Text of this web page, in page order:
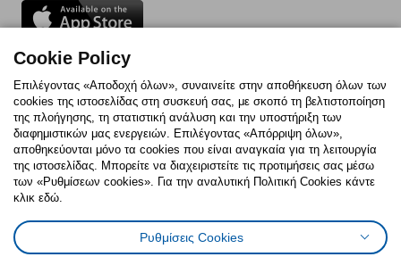
Follow us:
FacebookInstagram
TikTokYoutubePinterestTwitter
Πολιτική CookiesΔήλωση ψηφιακής προσβασιμότητας
Ρυθμίσεις cookiesΌροι Χρήσης
Cookie Policy
Επιλέγοντας «Αποδοχή όλων», συναινείτε στην αποθήκευση όλων των
cookies της ιστοσελίδας στη συσκευή σας, με σκοπό τη βελτιστοποίηση
της πλοήγησης, τη στατιστική ανάλυση και την υποστήριξη των
διαφημιστικών μας ενεργειών. Επιλέγοντας «Απόρριψη όλων»,
αποθηκεύονται μόνο τα cookies που είναι αναγκαία για τη λειτουργία
της ιστοσελίδας. Μπορείτε να διαχειριστείτε τις προτιμήσεις σας μέσω
των «Ρυθμίσεων cookies». Για την αναλυτική Πολιτική Cookies κάντε
κλικ εδώ.
Ρυθμίσεις Cookies